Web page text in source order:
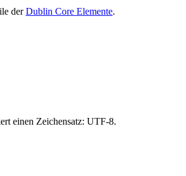
derDublin Core Elemente.
einen Zeichensatz: UTF-8.